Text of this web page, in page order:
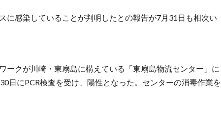
に感染していることが判明したとの報告が7月31日も相次い
ークが川崎・東扇島に構えている「東扇島物流センター」に
日にPCR検査を受け、陽性となった。センターの消毒作業を